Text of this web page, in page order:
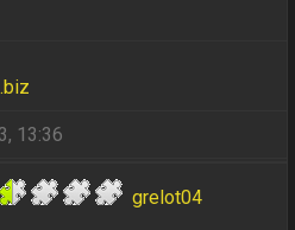
13:36
grelot04